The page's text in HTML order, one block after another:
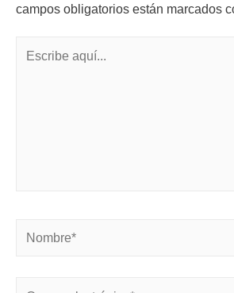
campos obligatorios están marcados